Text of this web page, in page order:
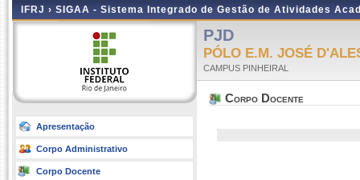
IFRJ › SIGAA - Sistema Integrado de Gestão de Atividades
Apresentação
Corpo Administrativo
Corpo Docente
PJD
PÓLO E.M. JOSÉ
CAMPUS PINHEIRAL
Corpo Docente